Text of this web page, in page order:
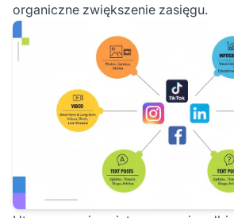
organiczne zwiększenie zasięgu.